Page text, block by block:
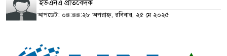
ইউএনএ প্রতিবেদক
আপডেট: ০৪:৪৪:২৮ অপরাহ্ন, রবিবার, ২৫ মে ২০২৫